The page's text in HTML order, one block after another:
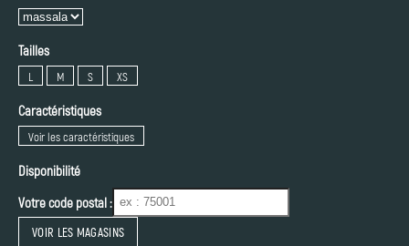
Tailles
L M S XS
Caractéristiques
Voir les caractéristiques
Disponibilité
Votre code postal :
VOIR LES MAGASINS